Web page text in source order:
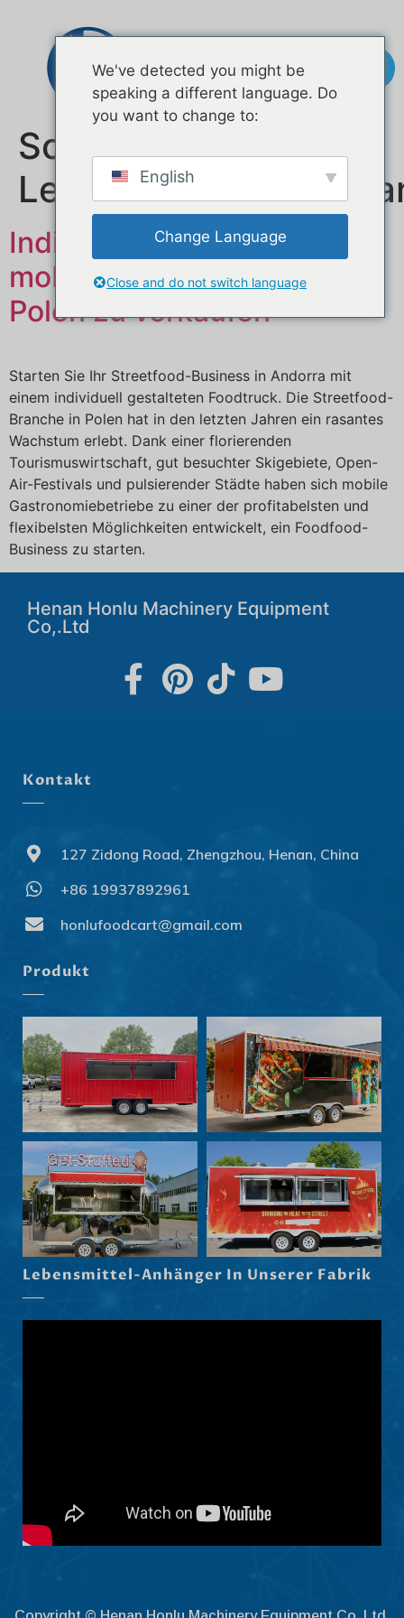
Schlagwort:
Individuell gestaltete
mobile Imbisswagen in
Polen zu verkaufen
Starten Sie Ihr Streetfood-Business in Andorra mit
einem individuell gestalteten Foodtruck. Die Streetfood-
Branche in Polen hat in den letzten Jahren ein rasantes
Wachstum erlebt. Dank einer florierenden
Tourismuswirtschaft, gut besuchter Skigebiete, Open-
Air-Festivals und pulsierender Städte haben sich mobile
Gastronomiebetriebe zu einer der profitabelsten und
flexibelsten Möglichkeiten entwickelt, ein Foodfood-
Business zu starten.
Henan Honlu Machinery Equipment
Co,.Ltd
Kontakt
127 Zidong Road, Zhengzhou, Henan, China
+86 19937892961
honlufoodcart@gmail.com
Produkt
Lebensmittel-Anhänger In Unserer Fabrik
We've detected you might be
speaking a different language. Do
you want to change to:
English
Change Language
Close and do not switch language
العربية
Македонски јазик
Norsk nynorsk
Maori
Eesti
Български
Nederlands (België)
हिन्दी
Norsk bokmål
Slovenčina
Svenska